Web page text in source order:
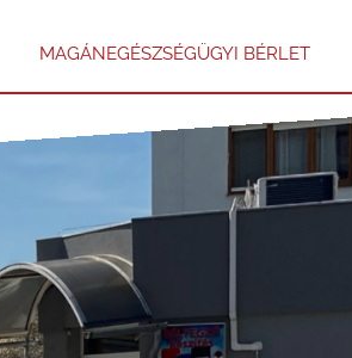
MAGÁNEGÉSZSÉGÜGYI BÉRLET